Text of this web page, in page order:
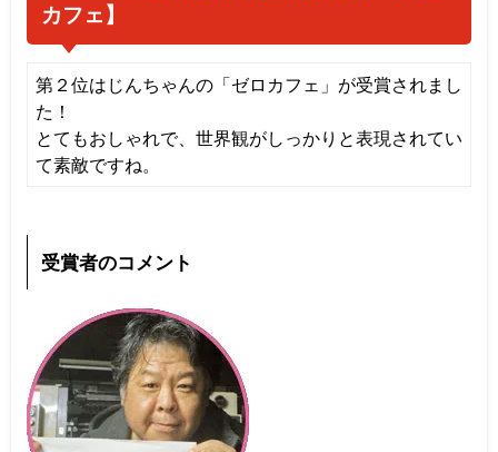
カフェ】
第２位はじんちゃんの「ゼロカフェ」が受賞されまし
た！
とてもおしゃれで、世界観がしっかりと表現されてい
て素敵ですね。
受賞者のコメント